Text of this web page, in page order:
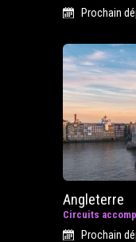
Prochain
Angleterre
Circuits
Prochain